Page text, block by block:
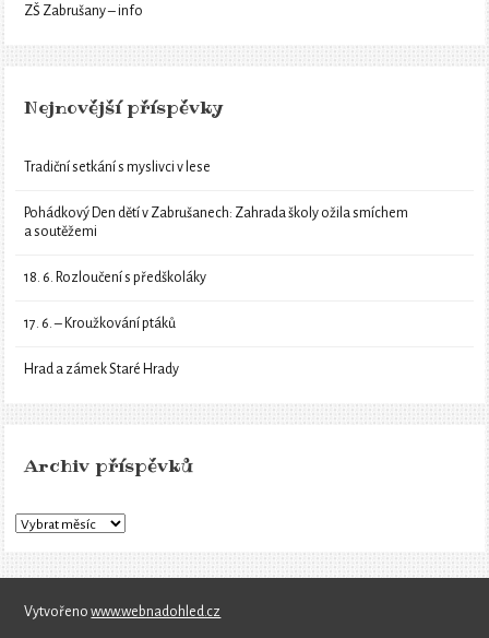
ZŠ Zabrušany – info
Nejnovější příspěvky
Tradiční setkání s myslivci v lese
Pohádkový Den dětí v Zabrušanech: Zahrada školy ožila smíchem
a soutěžemi
18. 6. Rozloučení s předškoláky
17. 6. – Kroužkování ptáků
Hrad a zámek Staré Hrady
Archiv příspěvků
Vytvořenowww.webnadohled.cz